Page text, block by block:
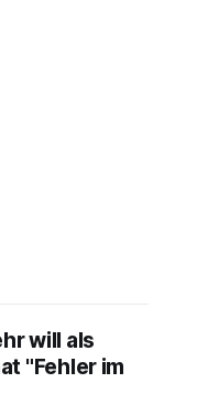
will als
"Fehler im